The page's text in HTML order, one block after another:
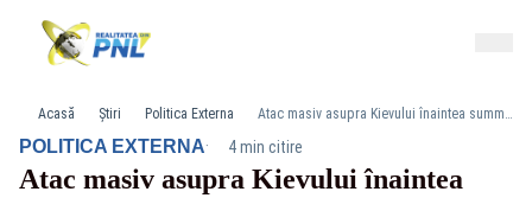
Acasă Știri Politica Externa Atac masiv asupra Kievului înaintea summitului NATO. Cel puțin zece morți și 46 de răniţi
POLITICA EXTERNA· 4 min citire
Atac masiv asupra Kievului înaintea